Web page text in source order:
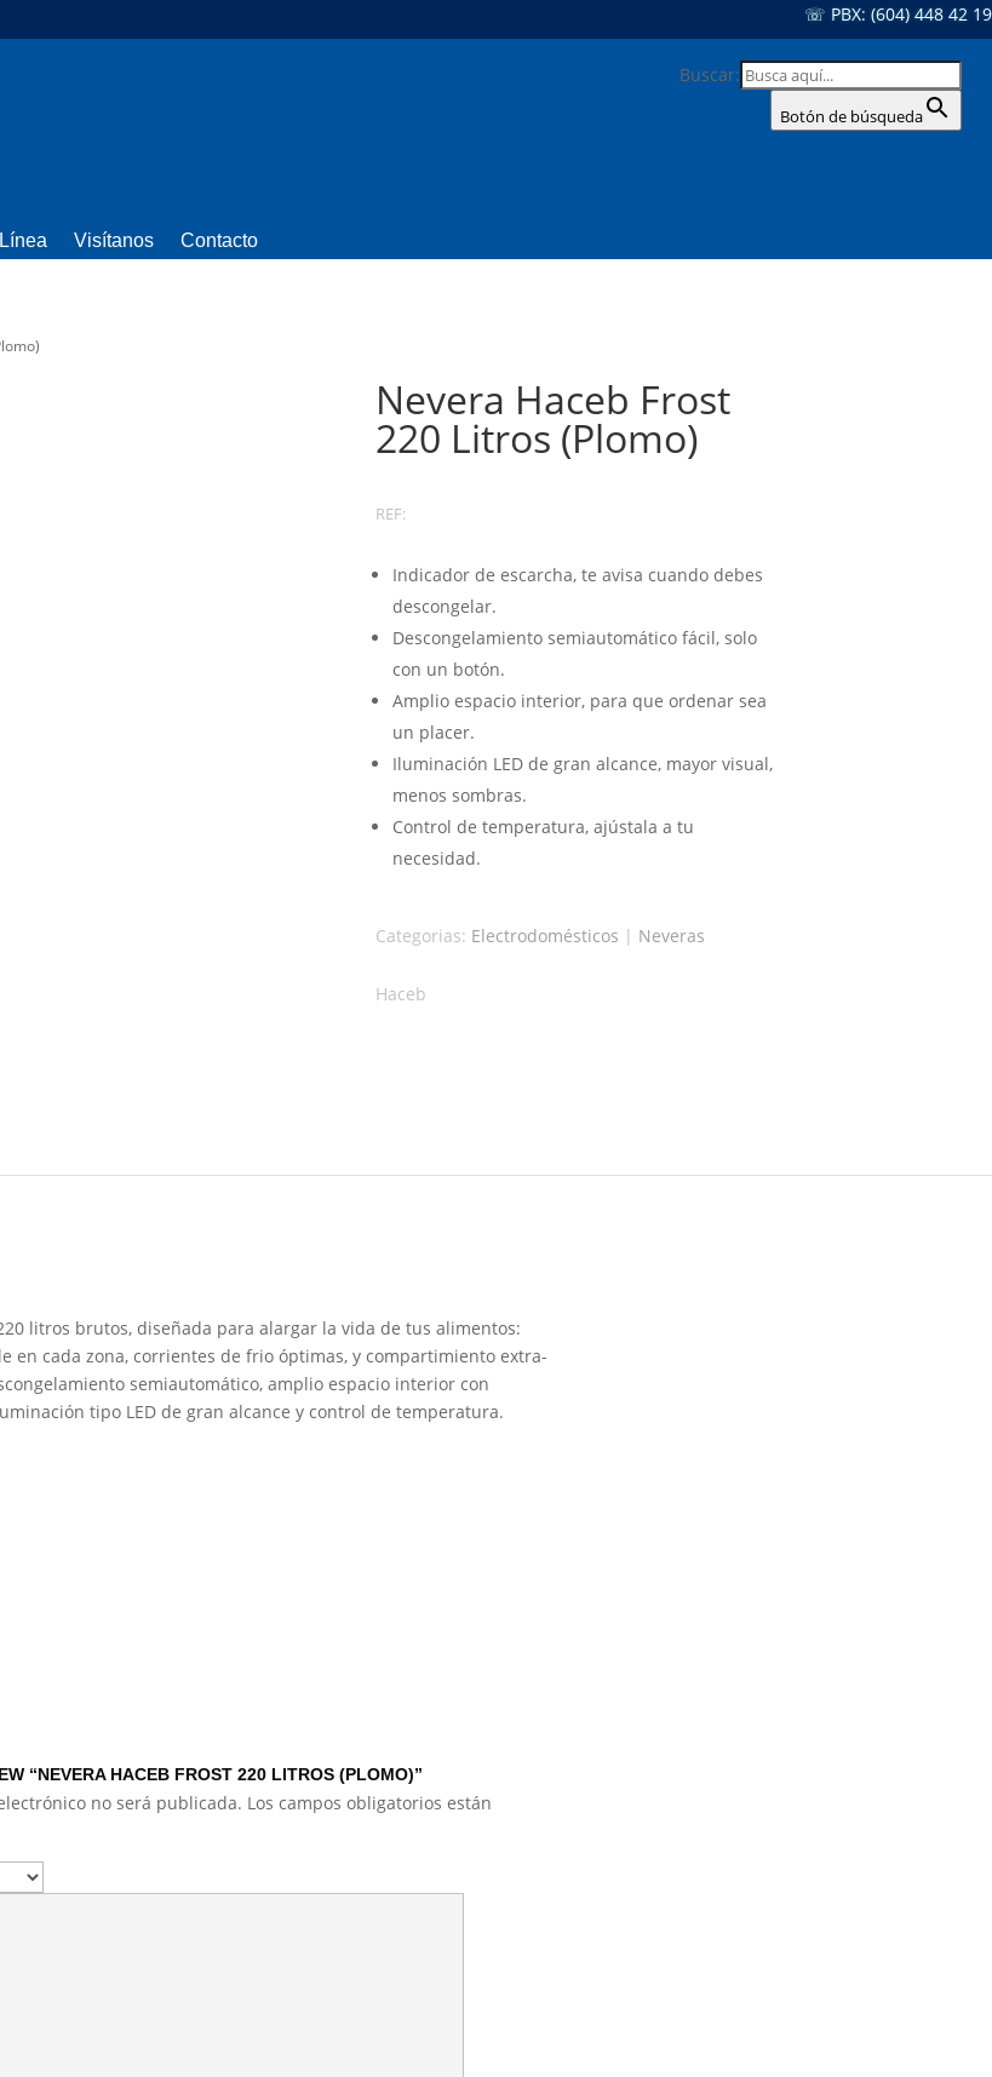
☏ PBX: (604) 448 42 19
Visítanos Contacto
Buscar:
Botón de búsqueda
Nevera Haceb Frost
220 Litros (Plomo)
REF:
Indicador de escarcha, te avisa cuando debes
descongelar.
Descongelamiento semiautomático fácil, solo
con un botón.
Amplio espacio interior, para que ordenar sea
un placer.
Iluminación LED de gran alcance, mayor visual,
menos sombras.
Control de temperatura, ajústala a tu
necesidad.
Categorias: Electrodomésticos | Neveras
Haceb
litros brutos, diseñada para alargar la vida de tus alimentos:
en cada zona, corrientes de frio óptimas, y compartimiento extra-
semiautomático, amplio espacio interior con
tipo LED de gran alcance y control de temperatura.
“NEVERA HACEB FROST 220 LITROS (PLOMO)”
no será publicada. Los campos obligatorios están